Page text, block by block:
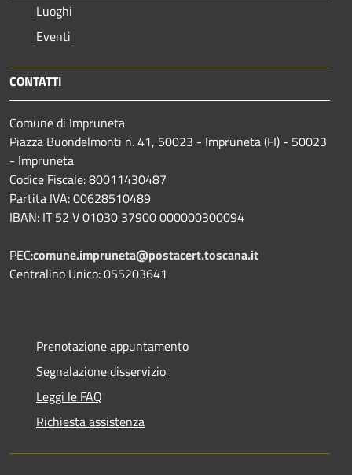
Luoghi
Eventi
CONTATTI
Comune di Impruneta
Piazza Buondelmonti n. 41, 50023 - Impruneta (FI) - 50023
- Impruneta
Codice Fiscale: 80011430487
Partita IVA: 00628510489
IBAN: IT 52 V 01030 37900 000000300094
PEC:comune.impruneta@postacert.toscana.it
Centralino Unico: 055203641
Prenotazione appuntamento
Segnalazione disservizio
Leggi le FAQ
Richiesta assistenza